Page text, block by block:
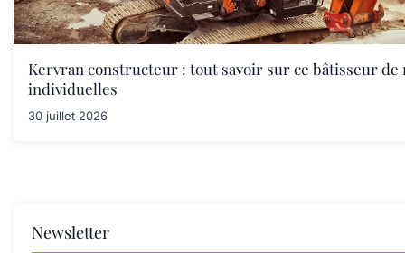
Kervran constructeur : tout savoir sur ce bâtisseur de
individuelles
30 juillet 2026
Newsletter